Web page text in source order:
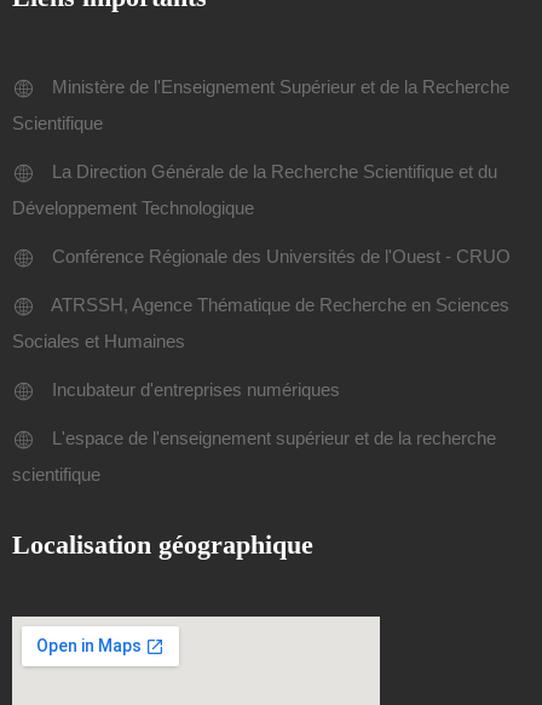
Ministère de l'Enseignement Supérieur et de la Recherche
Scientifique
La Direction Générale de la Recherche Scientifique et du
Développement Technologique
Conférence Régionale des Universités de l'Ouest - CRUO
ATRSSH, Agence Thématique de Recherche en Sciences
Sociales et Humaines
Incubateur d'entreprises numériques
L'espace de l'enseignement supérieur et de la recherche
scientifique
Localisation géographique